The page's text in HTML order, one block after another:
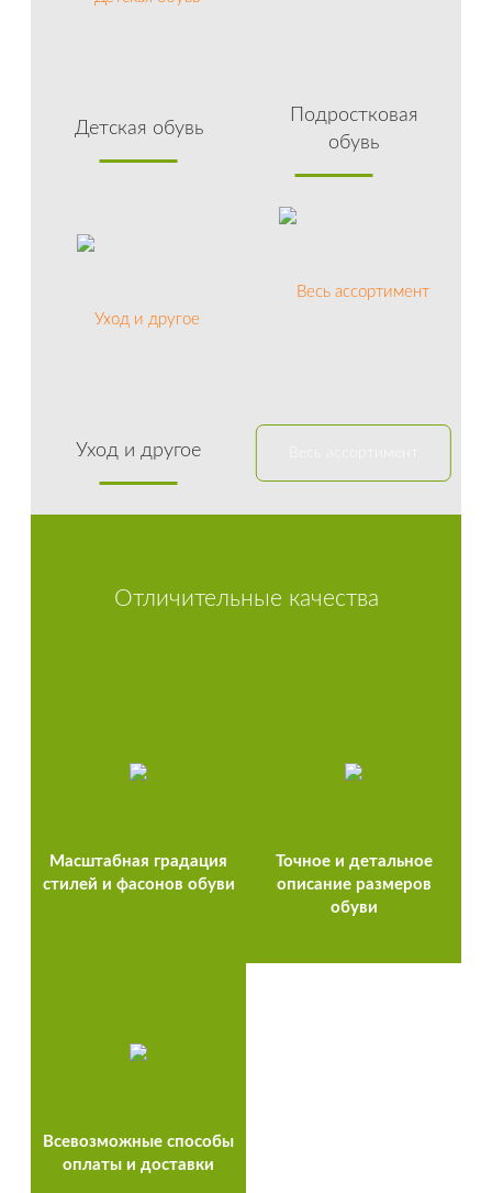
Детская обувь
Подростковая
обувь
Уход и другое
Отличительные качества
Масштабная градация
стилей и фасонов обуви
Точное и детальное
описание размеров
обуви
Всевозможные способы
оплаты и доставки